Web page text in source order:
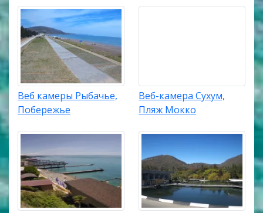
Веб камеры Рыбачье,
Побережье
Веб-камера Сухум,
Пляж Мокко